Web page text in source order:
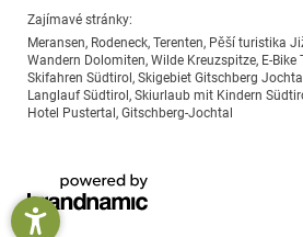
Zajímavé stránky:
Meransen, Rodeneck, Terenten, Pěší turistika
Wandern Dolomiten, Wilde Kreuzspitze, E-Bike
Skifahren Südtirol, Skigebiet Gitschberg
Langlauf Südtirol, Skiurlaub mit Kindern
Hotel Pustertal, Gitschberg-Jochtal